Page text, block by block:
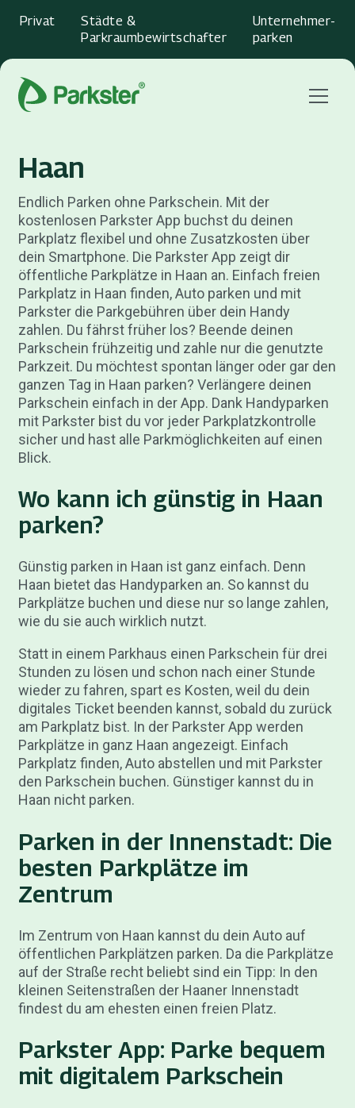
Privat
Städte &
Parkraumbewirtschafter
Unternehmer­
parken
Menu
Haan
Endlich Parken ohne Parkschein. Mit der
kostenlosen Parkster App buchst du deinen
Parkplatz flexibel und ohne Zusatzkosten über
dein Smartphone. Die Parkster App zeigt dir
öffentliche Parkplätze in Haan an. Einfach freien
Parkplatz in Haan finden, Auto parken und mit
Parkster die Parkgebühren über dein Handy
zahlen. Du fährst früher los? Beende deinen
Parkschein frühzeitig und zahle nur die genutzte
Parkzeit. Du möchtest spontan länger oder gar den
ganzen Tag in Haan parken? Verlängere deinen
Parkschein einfach in der App. Dank Handyparken
mit Parkster bist du vor jeder Parkplatzkontrolle
sicher und hast alle Parkmöglichkeiten auf einen
Blick.
Wo kann ich günstig in Haan
parken?
Günstig parken in Haan ist ganz einfach. Denn
Haan bietet das Handyparken an. So kannst du
Parkplätze buchen und diese nur so lange zahlen,
wie du sie auch wirklich nutzt.
Statt in einem Parkhaus einen Parkschein für drei
Stunden zu lösen und schon nach einer Stunde
wieder zu fahren, spart es Kosten, weil du dein
digitales Ticket beenden kannst, sobald du zurück
am Parkplatz bist. In der Parkster App werden
Parkplätze in ganz Haan angezeigt. Einfach
Parkplatz finden, Auto abstellen und mit Parkster
den Parkschein buchen. Günstiger kannst du in
Haan nicht parken.
Parken in der Innenstadt: Die
besten Parkplätze im
Zentrum
Im Zentrum von Haan kannst du dein Auto auf
öffentlichen Parkplätzen parken. Da die Parkplätze
auf der Straße recht beliebt sind ein Tipp: In den
kleinen Seitenstraßen der Haaner Innenstadt
findest du am ehesten einen freien Platz.
Parkster App: Parke bequem
mit digitalem Parkschein